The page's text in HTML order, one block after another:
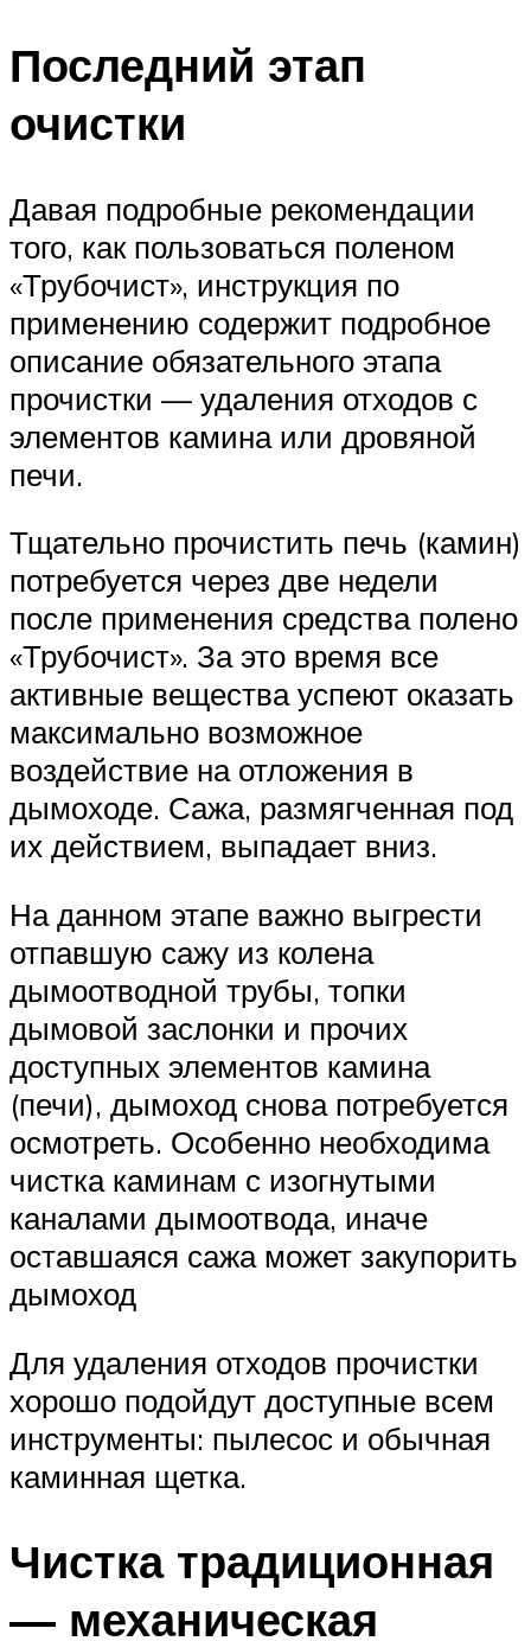
Последний этап
очистки
Давая подробные рекомендации
того, как пользоваться поленом
«Трубочист», инструкция по
применению содержит подробное
описание обязательного этапа
прочистки — удаления отходов с
элементов камина или дровяной
печи.
Тщательно прочистить печь (камин)
потребуется через две недели
после применения средства полено
«Трубочист». За это время все
активные вещества успеют оказать
максимально возможное
воздействие на отложения в
дымоходе. Сажа, размягченная под
их действием, выпадает вниз.
На данном этапе важно выгрести
отпавшую сажу из колена
дымоотводной трубы, топки
дымовой заслонки и прочих
доступных элементов камина
(печи), дымоход снова потребуется
осмотреть. Особенно необходима
чистка каминам с изогнутыми
каналами дымоотвода, иначе
оставшаяся сажа может закупорить
дымоход
Для удаления отходов прочистки
хорошо подойдут доступные всем
инструменты: пылесос и обычная
каминная щетка.
Чистка традиционная
— механическая